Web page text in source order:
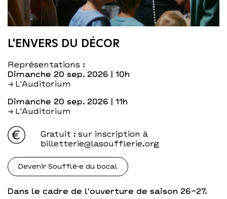
L'ENVERS DU DÉCOR
Représentations :
dimanche 20 sep. 2026 | 10h
→ L'Auditorium
dimanche 20 sep. 2026 | 11h
→ L'Auditorium
Gratuit : sur inscription à
billetterie@lasoufflerie.org
Devenir Soufflé·e du bocal
Dans le cadre de l'ouverture de saison 26-27.